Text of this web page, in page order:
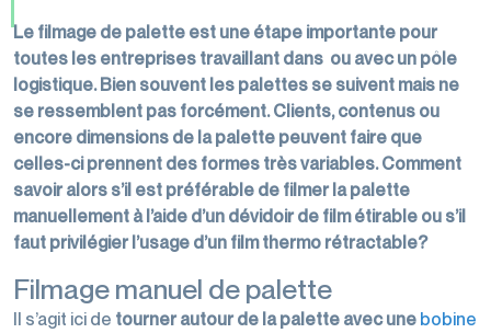
Le filmage de palette est une étape importante pour
toutes les entreprises travaillant dans ou avec un pôle
logistique. Bien souvent les palettes se suivent mais ne
se ressemblent pas forcément. Clients, contenus ou
encore dimensions de la palette peuvent faire que
celles-ci prennent des formes très variables. Comment
savoir alors s’il est préférable de filmer la palette
manuellement à l’aide d’un dévidoir de film étirable ou s’il
faut privilégier l’usage d’un film thermo rétractable?
Filmage manuel de palette
Il s’agit ici de tourner autour de la palette avec une bobine